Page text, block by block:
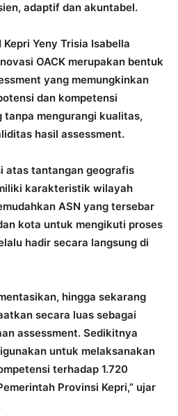
adaptif dan akuntabel.
Kepri Yeny Trisia Isabella
OACK merupakan bentuk
yang memungkinkan
dan kompetensi
mengurangi kualitas,
hasil assessment.
atas tantangan geografis
karakteristik wilayah
ASN yang tersebar
kota untuk mengikuti proses
hadir secara langsung di
hingga sekarang
secara luas sebagai
assessment. Sedikitnya
untuk melaksanakan
terhadap 1.720
Provinsi Kepri,” ujar